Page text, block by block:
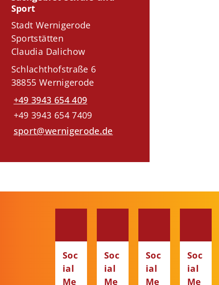
Sport
Stadt Wernigerode
Sportstätten
Claudia Dalichow
Schlachthofstraße 6
38855 Wernigerode
+49 3943 654 409
+49 3943 654 7409
sport@wernigerode.de
Soc
ial
Me
Soc
ial
Me
Soc
ial
Me
Soc
ial
Me